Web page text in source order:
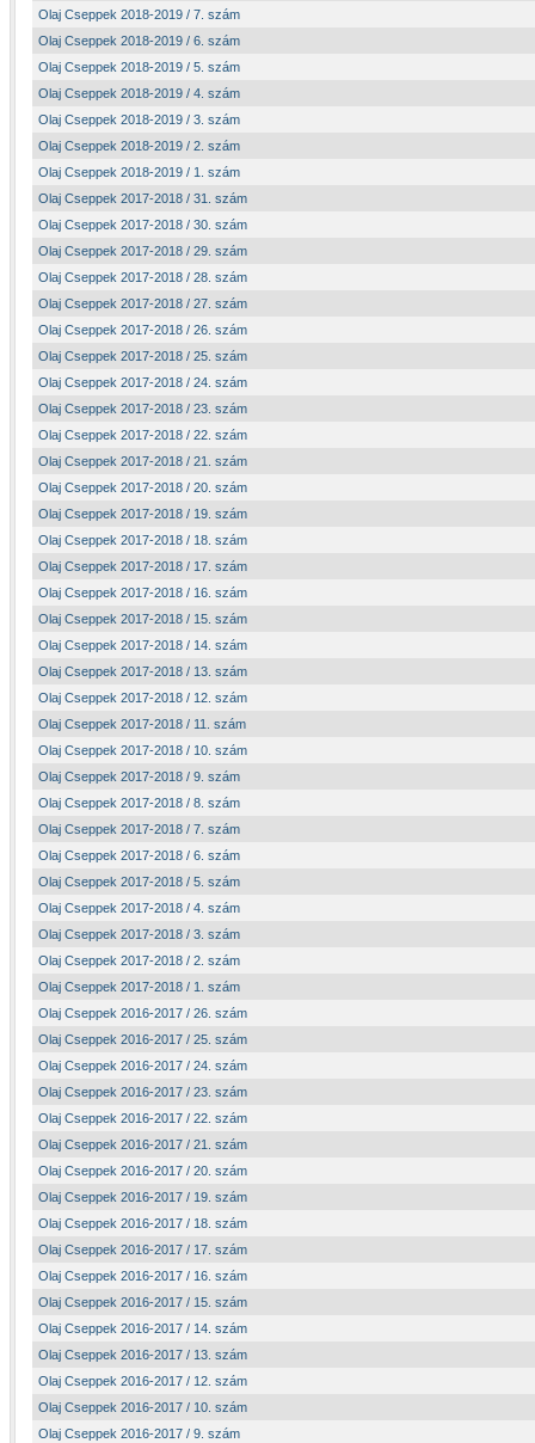
Olaj Cseppek 2018-2019 / 7. szám
Olaj Cseppek 2018-2019 / 6. szám
Olaj Cseppek 2018-2019 / 5. szám
Olaj Cseppek 2018-2019 / 4. szám
Olaj Cseppek 2018-2019 / 3. szám
Olaj Cseppek 2018-2019 / 2. szám
Olaj Cseppek 2018-2019 / 1. szám
Olaj Cseppek 2017-2018 / 31. szám
Olaj Cseppek 2017-2018 / 30. szám
Olaj Cseppek 2017-2018 / 29. szám
Olaj Cseppek 2017-2018 / 28. szám
Olaj Cseppek 2017-2018 / 27. szám
Olaj Cseppek 2017-2018 / 26. szám
Olaj Cseppek 2017-2018 / 25. szám
Olaj Cseppek 2017-2018 / 24. szám
Olaj Cseppek 2017-2018 / 23. szám
Olaj Cseppek 2017-2018 / 22. szám
Olaj Cseppek 2017-2018 / 21. szám
Olaj Cseppek 2017-2018 / 20. szám
Olaj Cseppek 2017-2018 / 19. szám
Olaj Cseppek 2017-2018 / 18. szám
Olaj Cseppek 2017-2018 / 17. szám
Olaj Cseppek 2017-2018 / 16. szám
Olaj Cseppek 2017-2018 / 15. szám
Olaj Cseppek 2017-2018 / 14. szám
Olaj Cseppek 2017-2018 / 13. szám
Olaj Cseppek 2017-2018 / 12. szám
Olaj Cseppek 2017-2018 / 11. szám
Olaj Cseppek 2017-2018 / 10. szám
Olaj Cseppek 2017-2018 / 9. szám
Olaj Cseppek 2017-2018 / 8. szám
Olaj Cseppek 2017-2018 / 7. szám
Olaj Cseppek 2017-2018 / 6. szám
Olaj Cseppek 2017-2018 / 5. szám
Olaj Cseppek 2017-2018 / 4. szám
Olaj Cseppek 2017-2018 / 3. szám
Olaj Cseppek 2017-2018 / 2. szám
Olaj Cseppek 2017-2018 / 1. szám
Olaj Cseppek 2016-2017 / 26. szám
Olaj Cseppek 2016-2017 / 25. szám
Olaj Cseppek 2016-2017 / 24. szám
Olaj Cseppek 2016-2017 / 23. szám
Olaj Cseppek 2016-2017 / 22. szám
Olaj Cseppek 2016-2017 / 21. szám
Olaj Cseppek 2016-2017 / 20. szám
Olaj Cseppek 2016-2017 / 19. szám
Olaj Cseppek 2016-2017 / 18. szám
Olaj Cseppek 2016-2017 / 17. szám
Olaj Cseppek 2016-2017 / 16. szám
Olaj Cseppek 2016-2017 / 15. szám
Olaj Cseppek 2016-2017 / 14. szám
Olaj Cseppek 2016-2017 / 13. szám
Olaj Cseppek 2016-2017 / 12. szám
Olaj Cseppek 2016-2017 / 10. szám
Olaj Cseppek 2016-2017 / 9. szám